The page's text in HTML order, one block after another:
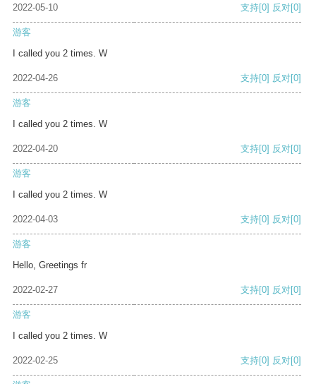
2022-05-10 支持[0] 反对[0]
游客
I called you 2 times. W
2022-04-26 支持[0] 反对[0]
游客
I called you 2 times. W
2022-04-20 支持[0] 反对[0]
游客
I called you 2 times. W
2022-04-03 支持[0] 反对[0]
游客
Hello, Greetings fr
2022-02-27 支持[0] 反对[0]
游客
I called you 2 times. W
2022-02-25 支持[0] 反对[0]